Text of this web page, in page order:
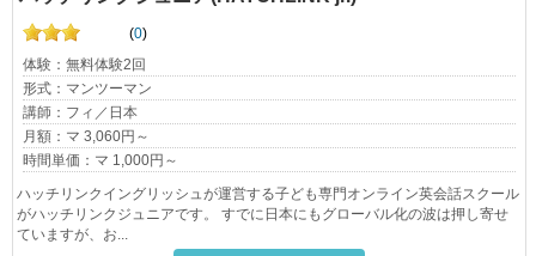
(0)
体験：無料体験2回
形式：マンツーマン
講師：フィ／日本
月額：マ 3,060円～
時間単価：マ 1,000円～
ハッチリンクイングリッシュが運営する子ども専門オンライン英会話スクール
がハッチリンクジュニアです。 すでに日本にもグローバル化の波は押し寄せ
ていますが、お...